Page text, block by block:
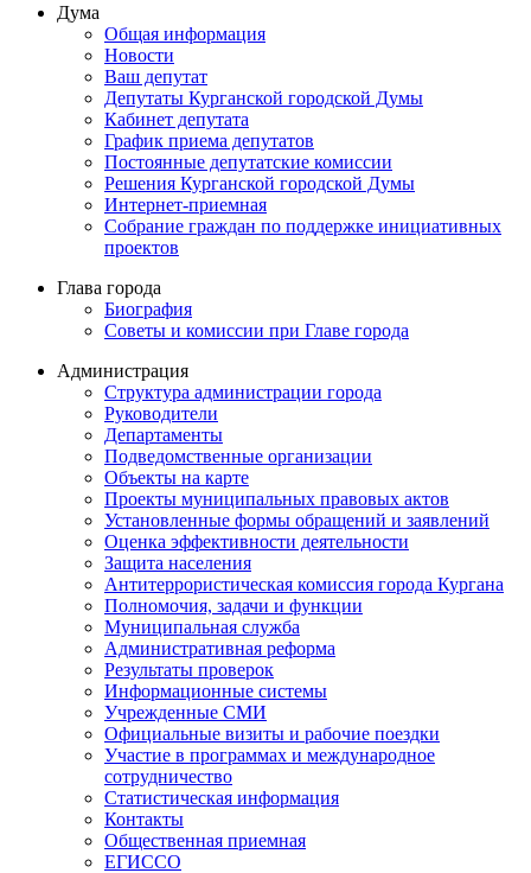
Дума
Общая информация
Новости
Ваш депутат
Депутаты Курганской городской Думы
Кабинет депутата
График приема депутатов
Постоянные депутатские комиссии
Решения Курганской городской Думы
Интернет-приемная
Собрание граждан по поддержке инициативных
проектов
Глава города
Биография
Советы и комиссии при Главе города
Администрация
Структура администрации города
Руководители
Департаменты
Подведомственные организации
Объекты на карте
Проекты муниципальных правовых актов
Установленные формы обращений и заявлений
Оценка эффективности деятельности
Защита населения
Антитеррористическая комиссия города Кургана
Полномочия, задачи и функции
Муниципальная служба
Административная реформа
Результаты проверок
Информационные системы
Учрежденные СМИ
Официальные визиты и рабочие поездки
Участие в программах и международное
сотрудничество
Статистическая информация
Контакты
Общественная приемная
ЕГИССО